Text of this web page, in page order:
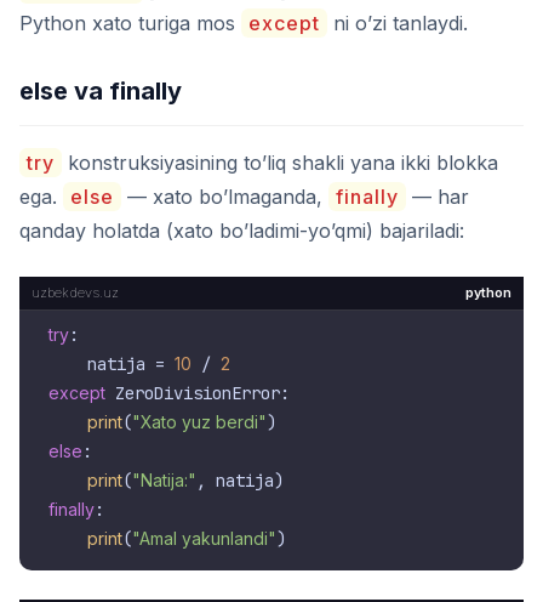
Python xato turiga mos
except ni o’zi tanlaydi.
else va finally
try
konstruksiyasining to’liq shakli yana ikki blokka
ega.
else — xato bo’lmaganda, finally — har
qanday holatda (xato bo’ladimi-yo’qmi) bajariladi:
python
try:
    natija =
10 / 2
except ZeroDivisionError:
print("Xato yuz berdi"
else :
print("Natija:"
finally:
print("Amal yakunlandi"